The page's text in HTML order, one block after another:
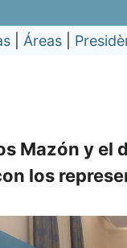
Áreas
Mazón y el
los